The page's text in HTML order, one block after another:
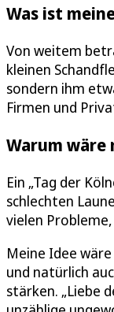
Was ist
Von weitem
kleinen
sondern ihm
Firmen und
Warum wäre
Ein „Tag der
schlechten
vielen
Meine Idee
und natürlich
stärken. „Liebe